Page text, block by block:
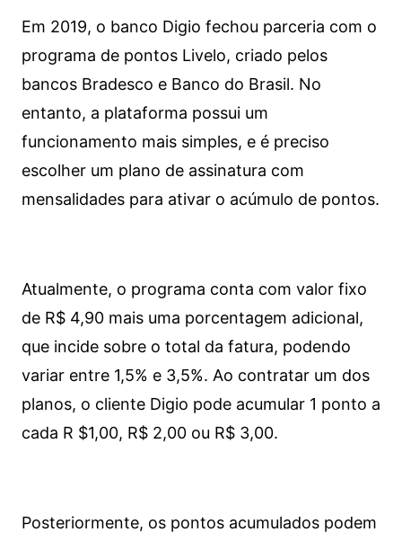
Em 2019, o banco Digio fechou parceria com o
programa de pontos Livelo, criado pelos
bancos Bradesco e Banco do Brasil. No
entanto, a plataforma possui um
funcionamento mais simples, e é preciso
escolher um plano de assinatura com
mensalidades para ativar o acúmulo de pontos.
Atualmente, o programa conta com valor fixo
de R$ 4,90 mais uma porcentagem adicional,
que incide sobre o total da fatura, podendo
variar entre 1,5% e 3,5%. Ao contratar um dos
planos, o cliente Digio pode acumular 1 ponto a
cada R $1,00, R$ 2,00 ou R$ 3,00.
Posteriormente, os pontos acumulados podem